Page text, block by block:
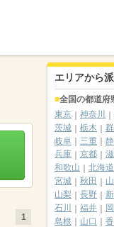
1
エリアから
全国の都道府
東京
神奈川
茨城
栃木
岐阜
三重
兵庫
京都
和歌山
北海道
宮城
秋田
山梨
長野
石川
福井
島根
山口 香